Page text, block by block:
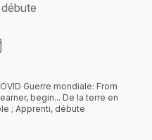
Guerre mondiale: From
begin... De la terre en
; Apprenti, débute